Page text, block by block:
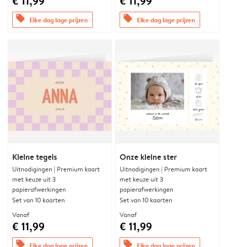
offers Elke dag lage prijzen offers Elke dag lage prijzen
Kleine tegels
Uitnodigingen | Premium kaart
met keuze uit 3
papierafwerkingen
Set van 10 kaarten
Vanaf
€ 11,99
offers
Onze kleine ster
Uitnodigingen | Premium kaart
met keuze uit 3
papierafwerkingen
Set van 10 kaarten
Vanaf
€ 11,99
offers